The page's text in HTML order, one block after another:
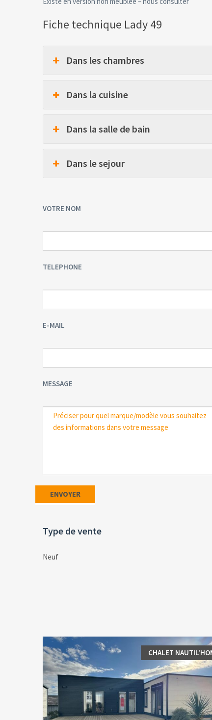
Fiche technique Lady 49
Dans les chambres
Dans la cuisine
Dans la salle de bain
Dans le sejour
VOTRE NOM
TELEPHONE
E-MAIL
MESSAGE
Type de vente
Neuf
CHALET